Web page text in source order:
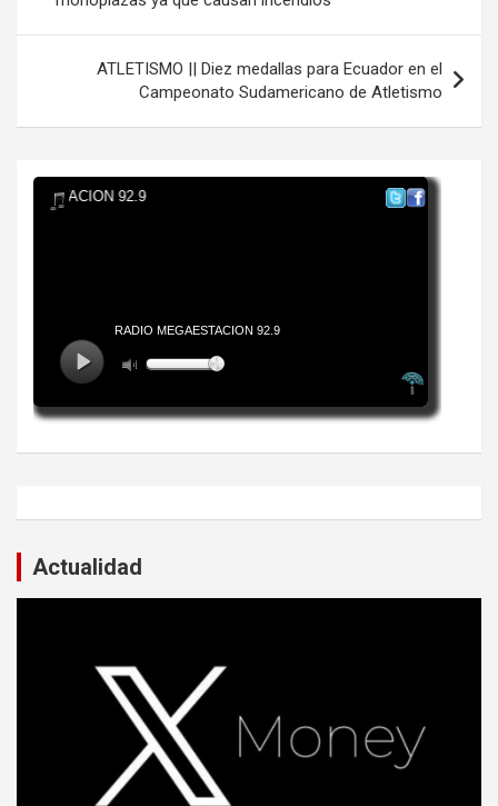
entradas
ATLETISMO || Diez medallas para Ecuador en el
Campeonato Sudamericano de Atletismo
Actualidad